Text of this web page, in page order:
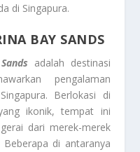
di Singapura.
BAY SANDS
adalah destinasi
pengalaman
Berlokasi di
ikonik, tempat ini
dari merek-merek
di antaranya